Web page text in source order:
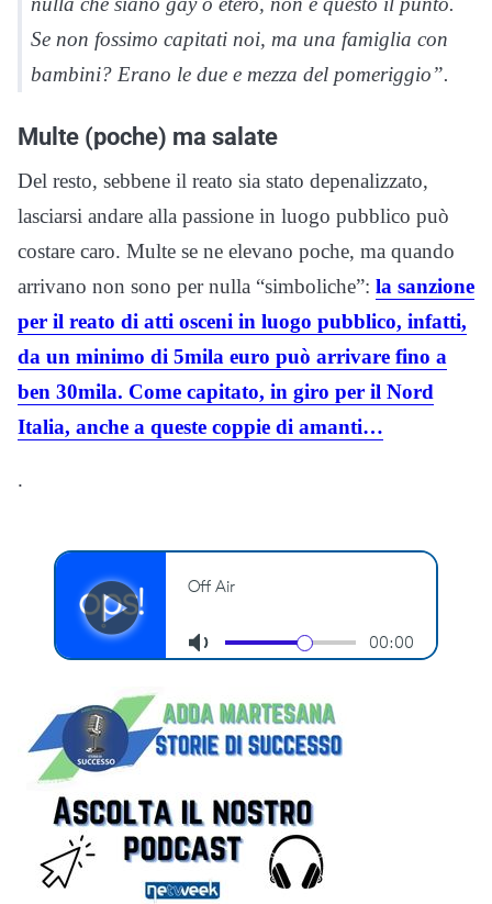
Se non fossimo capitati noi, ma una famiglia con
bambini? Erano le due e mezza del pomeriggio”.
Multe (poche) ma salate
Del resto, sebbene il reato sia stato depenalizzato,
lasciarsi andare alla passione in luogo pubblico può
costare caro. Multe se ne elevano poche, ma quando
arrivano non sono per nulla “simboliche”: la sanzione
per il reato di atti osceni in luogo pubblico, infatti,
da un minimo di 5mila euro può arrivare fino a
ben 30mila. Come capitato, in giro per il Nord
Italia, anche a queste coppie di amanti…
.